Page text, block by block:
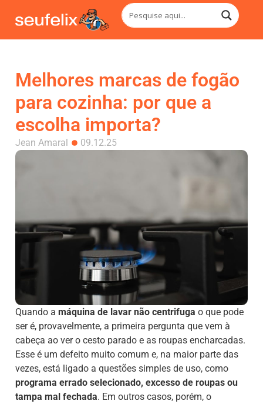
Melhores marcas de fogão
para cozinha: por que a
escolha importa?​
Jean Amaral 09.12.25
Quando a máquina de lavar não centrifuga o que pode
ser é, provavelmente, a primeira pergunta que vem à
cabeça ao ver o cesto parado e as roupas encharcadas.
Esse é um defeito muito comum e, na maior parte das
vezes, está ligado a questões simples de uso, como
programa errado selecionado, excesso de roupas ou
tampa mal fechada. Em outros casos, porém, o